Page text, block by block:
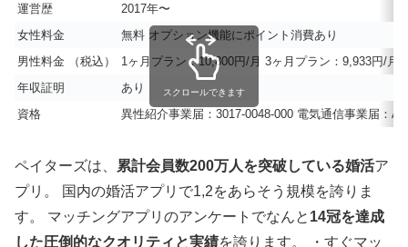
運営歴
2017年〜
女性料金
無料 オプション機能にポイント消費あり
男性料金 （税込）
1ヶ月プラン：10,800円/月 3ヶ月プラン：9,933円/
年収証明
あり
資格
異性紹介事業届：3017-0048-000 電気通信事業届：A-
スクロールできます
ペイターズは、 累計会員数200万人を突破している婚活ア
プリ。 国内の婚活アプリで1,2をあらそう規模を誇りま
す。 マッチングアプリのアンケートでなんと 14冠を達成
した圧倒的なクオリティと実績を誇ります。 ・すぐマッ